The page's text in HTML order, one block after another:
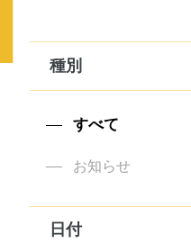
種別
すべて
お知らせ
日付